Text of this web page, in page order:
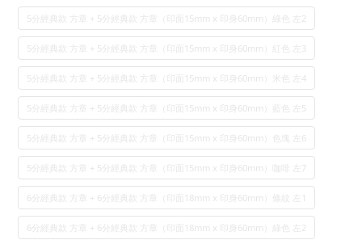
5分經典款 方章 + 5分經典款 方章（印面15mm x 印身60mm）綠色 左2
5分經典款 方章 + 5分經典款 方章（印面15mm x 印身60mm）紅色 左3
5分經典款 方章 + 5分經典款 方章（印面15mm x 印身60mm）米色 左4
5分經典款 方章 + 5分經典款 方章（印面15mm x 印身60mm）藍色 左5
5分經典款 方章 + 5分經典款 方章（印面15mm x 印身60mm）色塊 左6
5分經典款 方章 + 5分經典款 方章（印面15mm x 印身60mm）咖啡 左7
6分經典款 方章 + 6分經典款 方章（印面18mm x 印身60mm）條紋 左1
6分經典款 方章 + 6分經典款 方章（印面18mm x 印身60mm）綠色 左2